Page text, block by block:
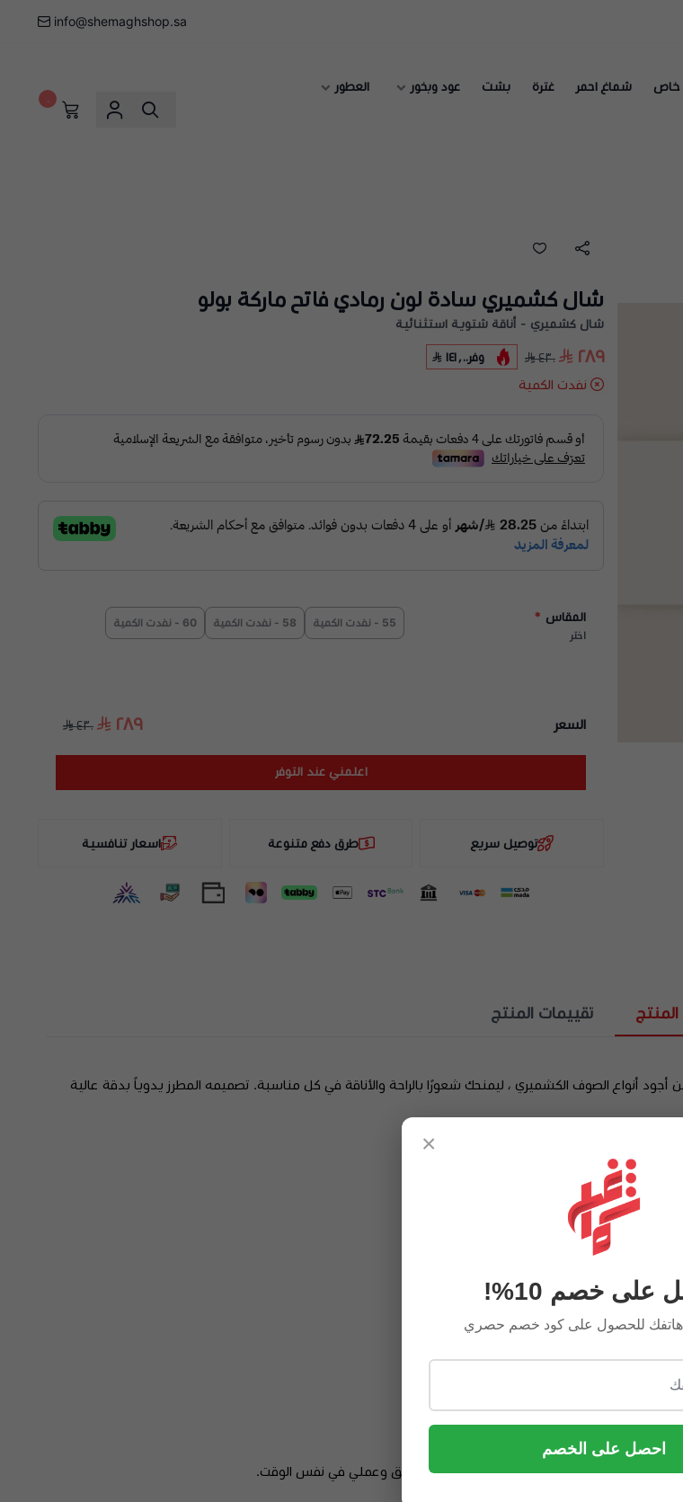
info@shemaghshop.sa
خاص شماغ احمر غترة بشت عود وبخور العطور
شال كشميري سادة لون رمادي فاتح ماركة بولو
شال كشميري - أناقة شتوية استثنائية
٢٨٩ ٤٣٠ وفر ١٤١٫٠٠
نفدت الكمية
المقاس *
اختر
55 - نفدت الكمية 58 - نفدت الكمية 60 - نفدت الكمية
السعر ٢٨٩ ٤٣٠
اعلمني عند التوفر
توصيل سريع طرق دفع متنوعة اسعار تنافسية
تقييمات المنتج
أجود أنواع الصوف الكشميري ، ليمنحك شعورًا بالراحة والأناقة في كل مناسبة. تصميمه المطرز يدوياً بدقة عالية
خصوصًا إذا كنت تبحث عن شال كشميري رجالي أنيق وعملي في نفس الوقت.
البرد دون الشعور بالثقل أو الانزعاج.
×
على خصم 10%!
هاتفك للحصول على كود خصم حصري
احصل على الخصم